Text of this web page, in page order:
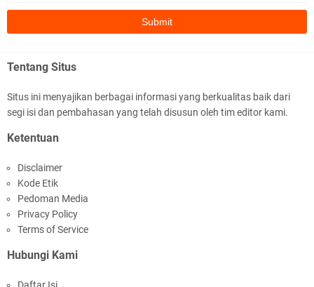
Gelar Apel Pembukaan PORSENAP
Tentang Situs
Situs ini menyajikan berbagai informasi yang berkualitas baik dari
segi isi dan pembahasan yang telah disusun oleh tim editor kami.
Ketentuan
Disclaimer
Kode Etik
Pedoman Media
Privacy Policy
Terms of Service
Hubungi Kami